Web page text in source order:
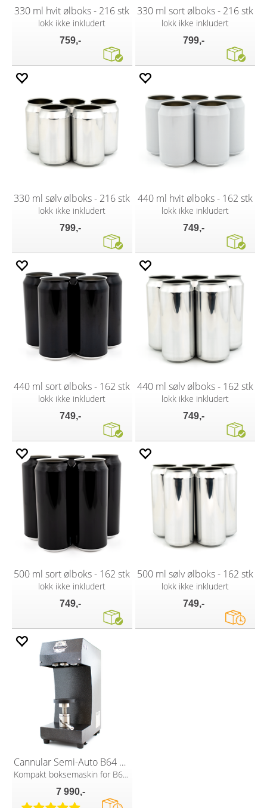
330 ml hvit ølboks - 216 stk
lokk ikke inkludert
759,-
330 ml sort ølboks - 216 stk
lokk ikke inkludert
799,-
330 ml sølv ølboks - 216 stk
lokk ikke inkludert
799,-
440 ml hvit ølboks - 162 stk
lokk ikke inkludert
749,-
440 ml sort ølboks - 162 stk
lokk ikke inkludert
749,-
440 ml sølv ølboks - 162 stk
lokk ikke inkludert
749,-
500 ml sort ølboks - 162 stk
lokk ikke inkludert
749,-
500 ml sølv ølboks - 162 stk
lokk ikke inkludert
749,-
Cannular Semi-Auto B64 Can Seamer
Kompakt boksemaskin for B64 lokk
7 990,-